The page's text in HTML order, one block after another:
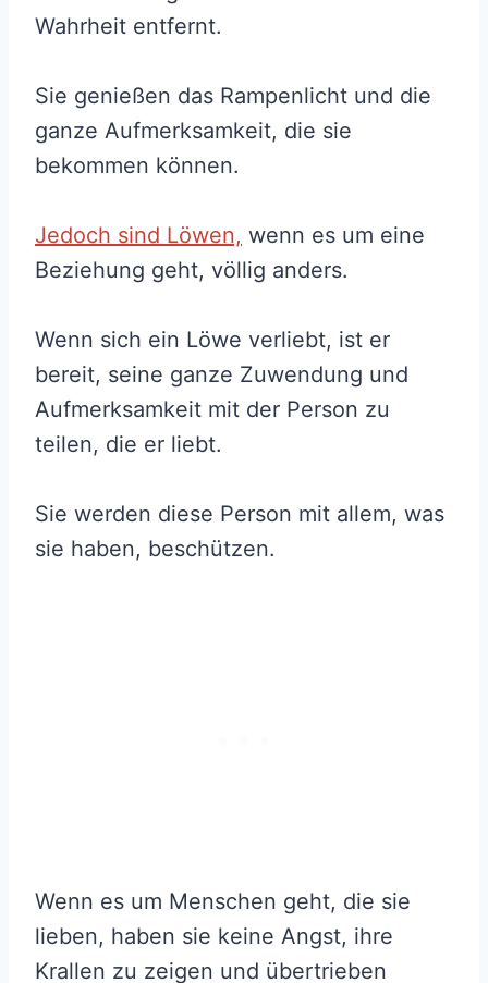
Wahrheit entfernt.
Sie genießen das Rampenlicht und die
ganze Aufmerksamkeit, die sie
bekommen können.
Jedoch sind Löwen, wenn es um eine
Beziehung geht, völlig anders.
Wenn sich ein Löwe verliebt, ist er
bereit, seine ganze Zuwendung und
Aufmerksamkeit mit der Person zu
teilen, die er liebt.
Sie werden diese Person mit allem, was
sie haben, beschützen.
Wenn es um Menschen geht, die sie
lieben, haben sie keine Angst, ihre
Krallen zu zeigen und übertrieben